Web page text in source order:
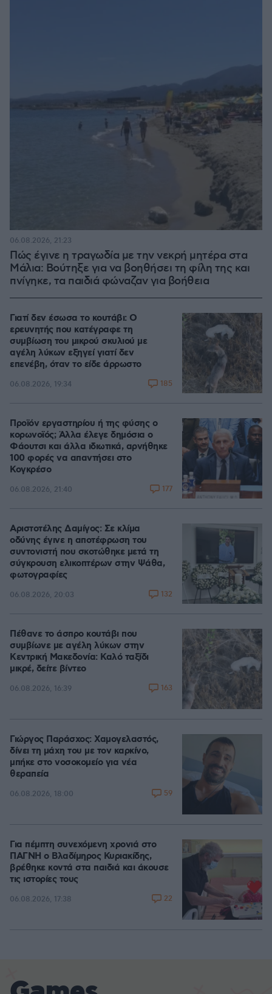
Πώς έγινε η τραγωδία με την νεκρή μητέρα στα
Μάλια: Βούτηξε για να βοηθήσει τη φίλη της και
πνίγηκε, τα παιδιά φώναζαν για βοήθεια
06.08.2026, 21:23
Γιατί δεν έσωσα το κουτάβι: Ο
ερευνητής που κατέγραφε τη
συμβίωση του μικρού σκυλιού με
αγέλη λύκων εξηγεί γιατί δεν
επενέβη, όταν το είδε άρρωστο
06.08.2026, 19:34 185
Προϊόν εργαστηρίου ή της φύσης ο
κορωνοϊός; Άλλα έλεγε δημόσια ο
Φάουτσι και άλλα ιδιωτικά, αρνήθηκε
100 φορές να απαντήσει στο
Κογκρέσο
06.08.2026, 21:40 177
Αριστοτέλης Δαμίγος: Σε κλίμα
οδύνης έγινε η αποτέφρωση του
συντονιστή που σκοτώθηκε μετά τη
σύγκρουση ελικοπτέρων στην Ψάθα,
φωτογραφίες
06.08.2026, 20:03 132
Πέθανε το άσπρο κουτάβι που
συμβίωνε με αγέλη λύκων στην
Κεντρική Μακεδονία: Καλό ταξίδι
μικρέ, δείτε βίντεο
06.08.2026, 16:39 163
Γιώργος Παράσχος: Χαμογελαστός,
δίνει τη μάχη του με τον καρκίνο,
μπήκε στο νοσοκομείο για νέα
θεραπεία
06.08.2026, 18:00 59
Για πέμπτη συνεχόμενη χρονιά στο
ΠΑΓΝΗ ο Βλαδίμηρος Κυριακίδης,
βρέθηκε κοντά στα παιδιά και άκουσε
τις ιστορίες τους
06.08.2026, 17:38 22